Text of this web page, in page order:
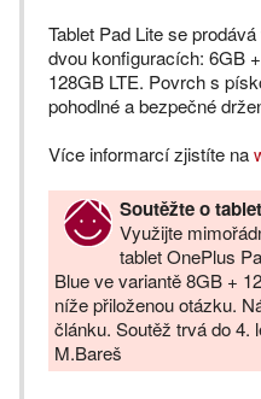
Tablet Pad Lite se
dvou konfiguracích: 6GB
128GB LTE. Povrch s
pohodlné a bezpečné
Více informarcí zjistíte na
Soutěžte o
Využijte
tablet OnePlus
Blue ve variantě 8GB +
níže přiloženou otázku.
článku. Soutěž trvá do 4.
M.Bareš